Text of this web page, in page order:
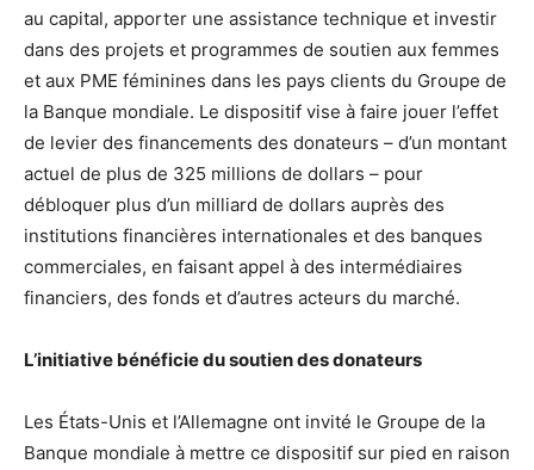
au capital, apporter une assistance technique et investir
dans des projets et programmes de soutien aux femmes
et aux PME féminines dans les pays clients du Groupe de
la Banque mondiale. Le dispositif vise à faire jouer l’effet
de levier des financements des donateurs – d’un montant
actuel de plus de 325 millions de dollars – pour
débloquer plus d’un milliard de dollars auprès des
institutions financières internationales et des banques
commerciales, en faisant appel à des intermédiaires
financiers, des fonds et d’autres acteurs du marché.
L’initiative bénéficie du soutien des donateurs
Les États-Unis et l’Allemagne ont invité le Groupe de la
Banque mondiale à mettre ce dispositif sur pied en raison